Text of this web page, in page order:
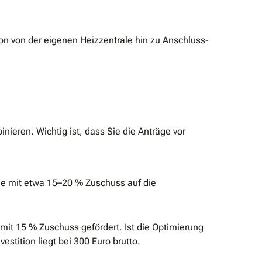
von der eigenen Heizzentrale hin zu Anschluss-
Wichtig ist, dass Sie die Anträge vor
mit etwa 15–20 % Zuschuss auf die
15 % Zuschuss gefördert. Ist die Optimierung
liegt bei 300 Euro brutto.